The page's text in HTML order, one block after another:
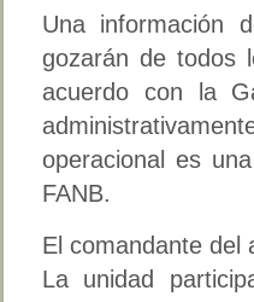
Una información
gozarán de todos
acuerdo con la
operacional es
FANB.
El comandante del
La unidad